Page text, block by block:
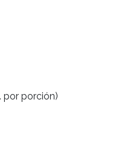
por porción)